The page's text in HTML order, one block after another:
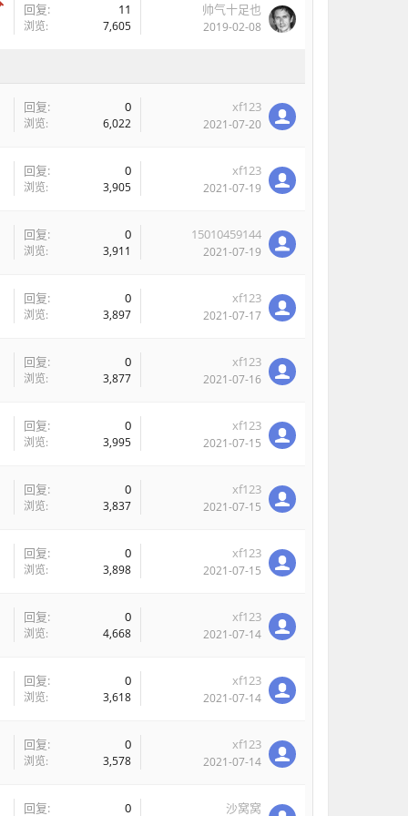
回复: 11
浏览: 7,605
帅气十足也
2019-02-08
回复: 0
浏览: 6,022
xf123
2021-07-20
回复: 0
浏览: 3,905
xf123
2021-07-19
回复: 0
浏览: 3,911
15010459144
2021-07-19
回复: 0
浏览: 3,897
xf123
2021-07-17
回复: 0
浏览: 3,877
xf123
2021-07-16
回复: 0
浏览: 3,995
xf123
2021-07-15
回复: 0
浏览: 3,837
xf123
2021-07-15
回复: 0
浏览: 3,898
xf123
2021-07-15
回复: 0
浏览: 4,668
xf123
2021-07-14
回复: 0
浏览: 3,618
xf123
2021-07-14
回复: 0
浏览: 3,578
xf123
2021-07-14
回复: 0 沙窝窝